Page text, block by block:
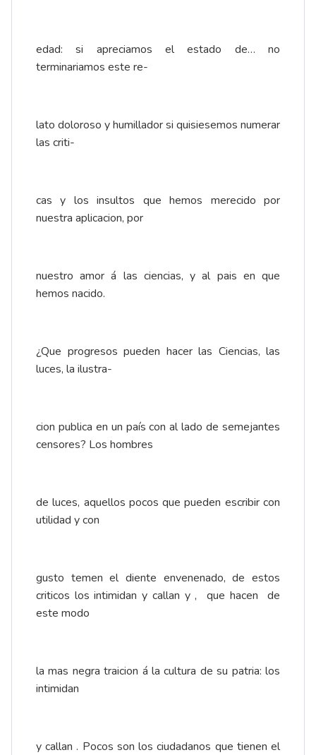
edad: si apreciamos el estado de… no
terminariamos este re-
lato doloroso y humillador si quisiesemos numerar
las criti-
cas y los insultos que hemos merecido por
nuestra aplicacion, por
nuestro amor á las ciencias, y al pais en que
hemos nacido.
¿Que progresos pueden hacer las Ciencias, las
luces, la ilustra-
cion publica en un país con al lado de semejantes
censores? Los hombres
de luces, aquellos pocos que pueden escribir con
utilidad y con
gusto temen el diente envenenado, de estos
criticos los intimidan y callan y , que hacen de
este modo
la mas negra traicion á la cultura de su patria: los
intimidan
y callan . Pocos son los ciudadanos que tienen el